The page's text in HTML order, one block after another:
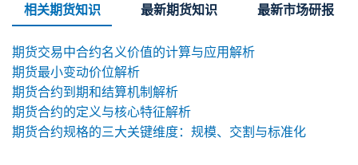
相关期货知识 最新期货知识 最新市场研报
期货交易中合约名义价值的计算与应用解析
期货最小变动价位解析
期货合约到期和结算机制解析
期货合约的定义与核心特征解析
期货合约规格的三大关键维度：规模、交割与标准化